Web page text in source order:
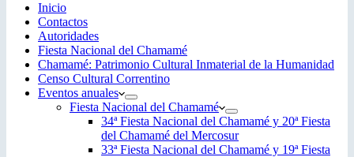
Inicio
Contactos
Autoridades
Fiesta Nacional del Chamamé
Chamamé: Patrimonio Cultural Inmaterial de la Humanidad
Censo Cultural Correntino
Eventos anuales
Fiesta Nacional del Chamamé
34ª Fiesta Nacional del Chamamé y 20ª Fiesta
del Chamamé del Mercosur
33ª Fiesta Nacional del Chamamé y 19ª Fiesta